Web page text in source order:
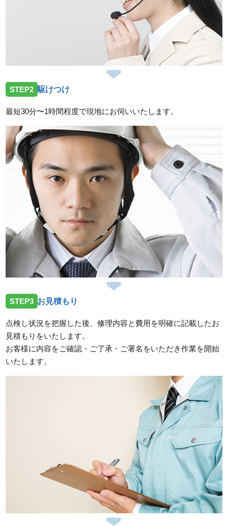
STEP2 駆けつけ
最短30分〜1時間程度で現地にお伺いいたします。
STEP3 お見積もり
点検し状況を把握した後、修理内容と費用を明確に記載したお
見積もりをいたします。
お客様に内容をご確認・ご了承・ご署名をいただき作業を開始
いたします。